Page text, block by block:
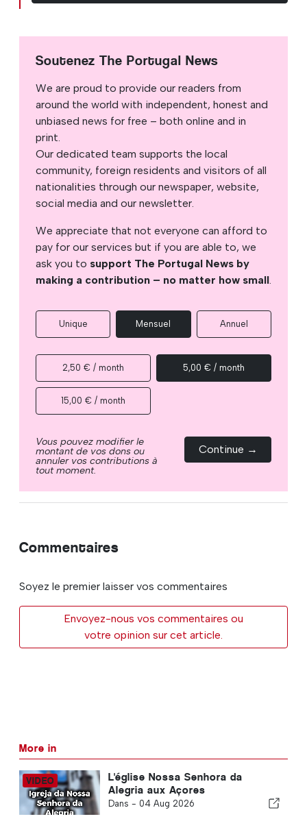
Soutenez The Portugal News
We are proud to provide our readers from
around the world with independent, honest and
unbiased news for free – both online and in
print.
Our dedicated team supports the local
community, foreign residents and visitors of all
nationalities through our newspaper, website,
social media and our newsletter.
We appreciate that not everyone can afford to
pay for our services but if you are able to, we
ask you to support The Portugal News by
making a contribution – no matter how small.
Unique Mensuel Annuel
2,50 € / month 5,00 € / month
15,00 € / month
Vous pouvez modifier le
montant de vos dons ou
annuler vos contributions à
tout moment.
Continue →
Commentaires
Soyez le premier laisser vos commentaires
Envoyez-nous vos commentaires ou
votre opinion sur cet article.
More in
L'église Nossa Senhora da
Alegria aux Açores
Dans - 04 Aug 2026